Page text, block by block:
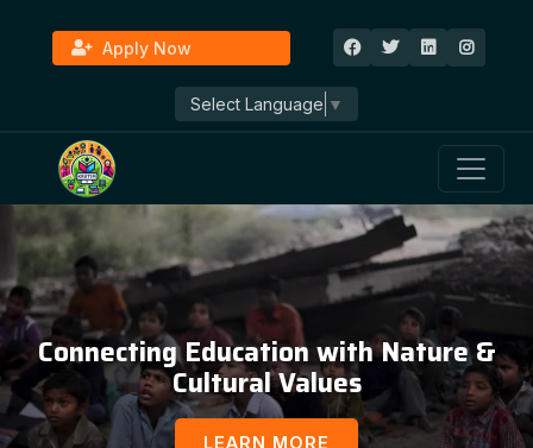
Apply Now
Select Language ▼
Connecting Education with Nature &
Cultural Values
LEARN MORE